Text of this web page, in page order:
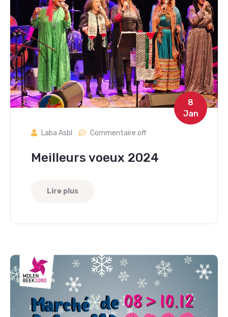
8
Jan
Laba Asbl Commentaire off
Meilleurs voeux 2024
Lire plus